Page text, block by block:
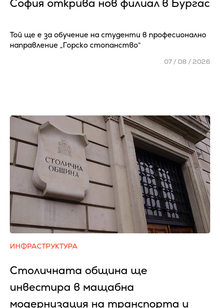
София открива нов филиал в Бургас
Той ще е за обучение на студенти в професионално
направление „Горско стопанство“
07 / 08 / 2026
ИНФРАСТРУКТУРА
Столичната община ще
инвестира в мащабна
модернизация на транспорта и